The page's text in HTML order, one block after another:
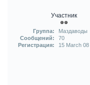
Участник
Группа:
Маздаводы
Сообщений:
70
Регистрация:
15 March 08